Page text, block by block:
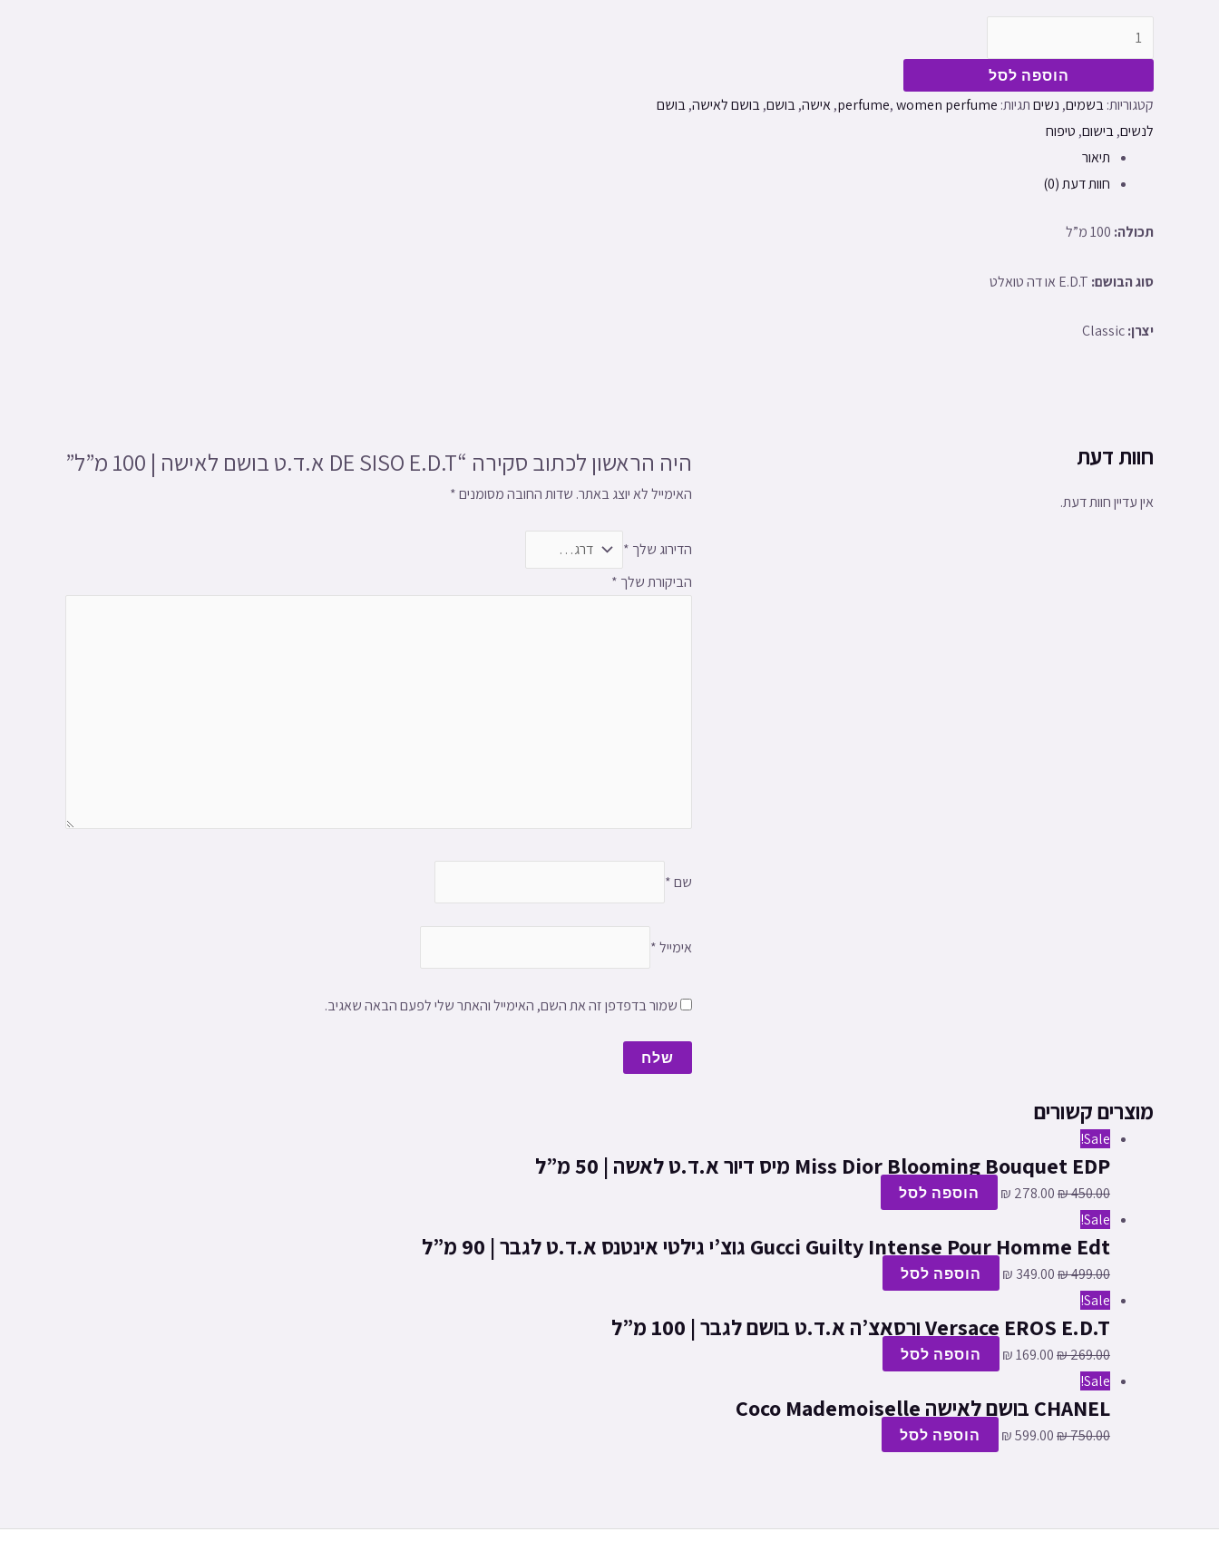
הוספה לסל
קטגוריות:בשמים, נשיםתגיות: perfume,women perfume
,אישה,בושם,בושם לאישה,בושם
לנשים,בישום, טיפוח
תיאור
חוות דעת (0)
תכולה: 100 מ”ל
סוג הבושם:
יצרן:
חוות דעת
אין עדיין חוות דעת.
היה הראשון לכתוב סקירה “DE SISO E.D.T א.ד.ט בושם לאישה | 100 מ”ל”
האימייל לא יוצג באתר. שדות החובה מסומנים*
הדירוג שלך *
הביקורת שלך *
שם*
אימייל*
שמור בדפדפן זה את השם, האימייל והאתר שלי לפעם הבאה שאגיב.
מוצרים קשורים
Sale!
Miss Dior Blooming Bouquet EDP מיס דיור א.ד.ט לאשה | 50 מ”ל
₪450.00
₪ 278.00 הוספה לסל
Sale!
Gucci Guilty Intense Pour Homme Edt גוצ’י גילטי אינטנס א.ד.ט לגבר | 90 מ”ל
₪499.00
₪ 349.00 הוספה לסל
Sale!
Versace EROS E.D.T ורסאצ’ה א.ד.ט בושם לגבר | 100 מ”ל
₪269.00
₪169.00 הוספה לסל
Sale!
CHANEL בושם לאישה Coco Mademoiselle
₪750.00
₪599.00 הוספה לסל